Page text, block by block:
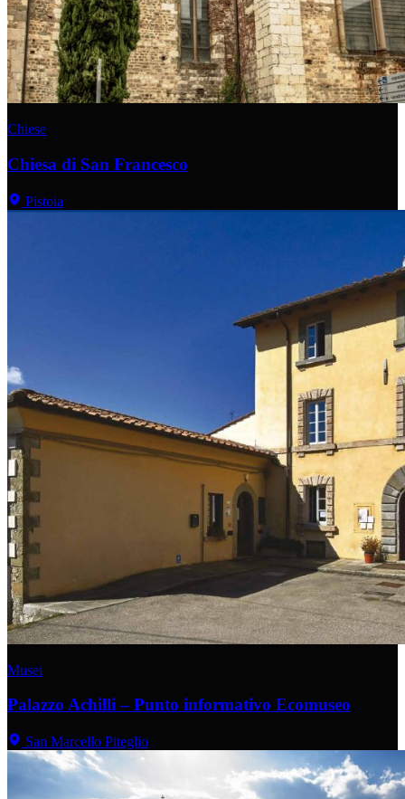
Chiese
Chiesa di San Francesco
Pistoia
Musei
Palazzo Achilli – Punto informativo Ecomuseo
San Marcello Piteglio